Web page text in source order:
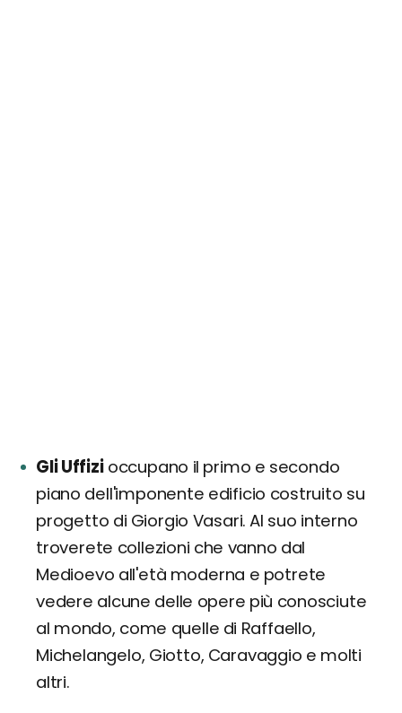
Gli Uffizioccupano il primo e secondo
piano dell'imponente edificio costruito su
progetto di Giorgio Vasari. Al suo interno
troverete collezioni che vanno dal
Medioevo all'età moderna e potrete
vedere alcune delle opere più conosciute
al mondo, come quelle di Raffaello,
Michelangelo, Giotto, Caravaggio e molti
altri.